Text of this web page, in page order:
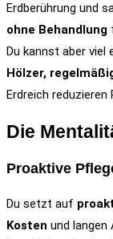
Erdberührung und
ohne Behandlung
Du kannst aber viel
Hölzer,
Erdreich
Die
Proaktive
Du setzt auf
Kosten und langen